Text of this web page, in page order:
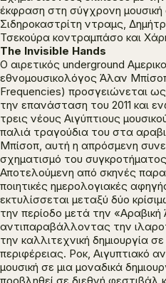
έκφραση στη σύγχρονη
Σιδηροκαστρίτη ντραμς,
Τσεκούρα κοντραμπάσο και
The Invisible Hands
Ο αιρετικός underground
εθνομουσικολόγος Άλαν
Frequencies) προσγειώνεται
την επανάσταση του 2011 και
τρεις νέους Αιγύπτιους
παλιά τραγούδια του στα
Μπίσοπ, αυτή η απρόσμενη
σχηματισμό του
Αποτελούμενη από σκηνές
ποιητικές ημερολογιακές
εκτυλίσσεται μεταξύ δύο
την περίοδο μετά την «Αραβική
αντιπαραβάλλοντας την
την καλλιτεχνική δημιουργία
περιφέρειας. Ροκ, Αιγυπτιακό
μουσική σε μια μοναδικά